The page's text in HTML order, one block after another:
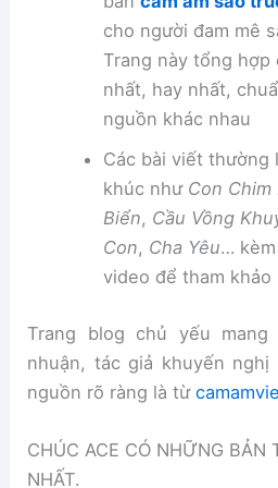
cho người đam mê
Trang này tổng hợp
nhất, hay nhất,
nguồn khác nhau
Các bài viết thường
khúc như Con Chim
Biển, Cầu Vồng
Con, Cha Yêu…
video để tham khảo
Trang blog chủ yếu
nhuận, tác giả khuyến
nguồn rõ ràng là từ
CHÚC ACE CÓ NHỮNG BẢN
NHẤT.